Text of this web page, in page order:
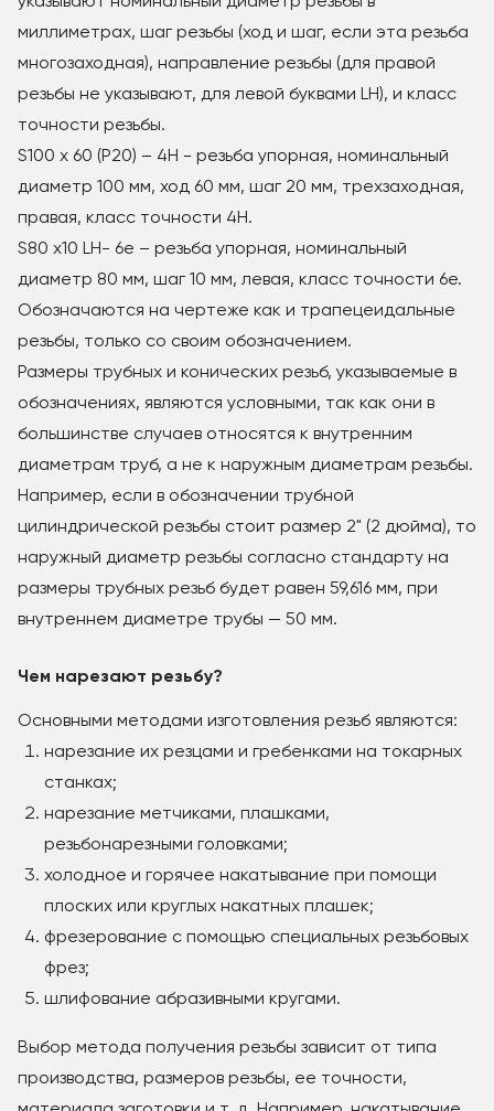
миллиметрах, шаг резьбы (ход и шаг, если эта резьба
многозаходная), направление резьбы (для правой
резьбы не указывают, для левой буквами LH), и класс
точности резьбы.
S100 x 60 (Р20) – 4H - резьба упорная, номинальный
диаметр 100 мм, ход 60 мм, шаг 20 мм, трехзаходная,
правая, класс точности 4Н.
S80 x10 LH- 6е – резьба упорная, номинальный
диаметр 80 мм, шаг 10 мм, левая, класс точности 6е.
Обозначаются на чертеже как и трапецеидальные
резьбы, только со своим обозначением.
Размеры трубных и конических резьб, указываемые в
обозначениях, являются условными, так как они в
большинстве случаев относятся к внутренним
диаметрам труб, а не к наружным диаметрам резьбы.
Например, если в обозначении трубной
цилиндрической резьбы стоит размер 2" (2 дюйма), то
наружный диаметр резьбы согласно стандарту на
размеры трубных резьб будет равен 59,616 мм, при
внутреннем диаметре трубы — 50 мм.
Чем нарезают резьбу?
Основными методами изготовления резьб являются:
нарезание их резцами и гребенками на токарных
станках;
нарезание метчиками, плашками,
резьбонарезными головками;
холодное и горячее накатывание при помощи
плоских или круглых накатных плашек;
фрезерование с помощью специальных резьбовых
фрез;
шлифование абразивными кругами.
Выбор метода получения резьбы зависит от типа
производства, размеров резьбы, ее точности,